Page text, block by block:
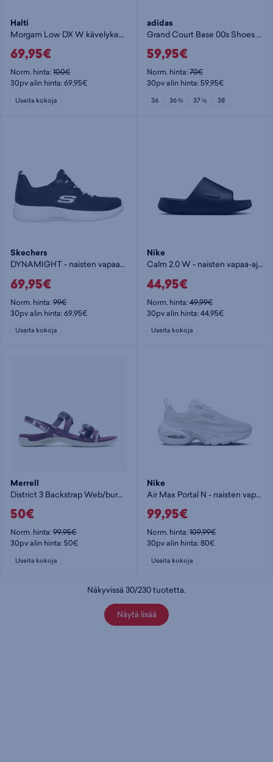
Halti
Morgam Low DX W kävelykenkä - naisten vapaa-ajankengät
69,95€
Norm. hinta:100€
30pv alin hinta: 69,95€
Useita kokoja
adidas
Grand Court Base 00s Shoes W - naisten vapaa-ajankengät
59,95€
Norm. hinta:70€
30pv alin hinta: 59,95€
36 36 ⅔ 37 ⅓ 38
Skechers
DYNAMIGHT - naisten vapaa-ajankengät
69,95€
Norm. hinta:99€
30pv alin hinta: 69,95€
Useita kokoja
Nike
Calm 2.0 W - naisten vapaa-ajankengät
44,95€
Norm. hinta:49,99€
30pv alin hinta: 44,95€
Useita kokoja
Merrell
District 3 Backstrap Web/burgun - naisten vapaa-ajankengät
50€
Norm. hinta:99,95€
30pv alin hinta: 50€
Useita kokoja
Nike
Air Max Portal N - naisten vapaa-ajankengät
99,95€
Norm. hinta:109,99€
30pv alin hinta: 80€
Useita kokoja
Näkyvissä 30/230tuotetta.
Näytä lisää